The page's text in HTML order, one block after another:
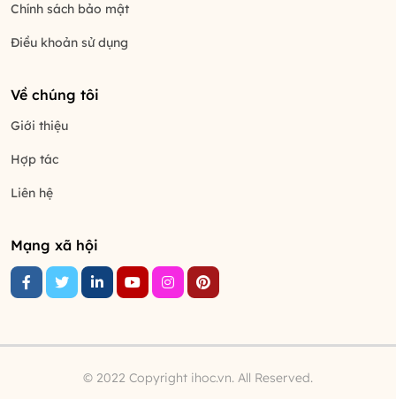
Chính sách bảo mật
Điều khoản sử dụng
Về chúng tôi
Giới thiệu
Hợp tác
Liên hệ
Mạng xã hội
© 2022 Copyright ihoc.vn. All Reserved.